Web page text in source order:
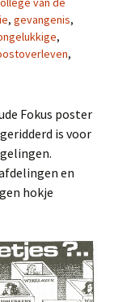
, gevangenis,
,
,
Fokus poster
is voor
en
hokje